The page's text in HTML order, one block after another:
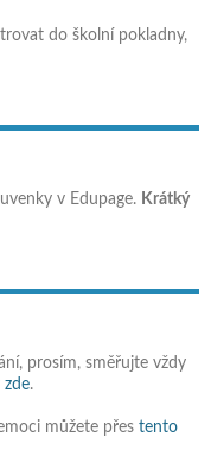
do školní pokladny,
v Edupage. Krátký
prosím, směřujte vždy
zde.
můžete přes tento